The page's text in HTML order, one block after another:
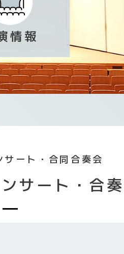
情報
ート・合同合奏会
サート・合